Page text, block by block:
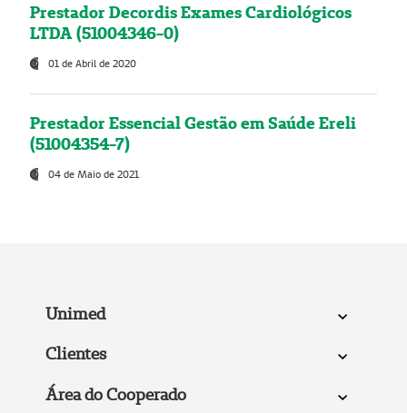
Prestador Decordis Exames Cardiológicos
LTDA (51004346-0)
01 de Abril de 2020
Prestador Essencial Gestão em Saúde Ereli
(51004354-7)
04 de Maio de 2021
Unimed
Clientes
Área do Cooperado